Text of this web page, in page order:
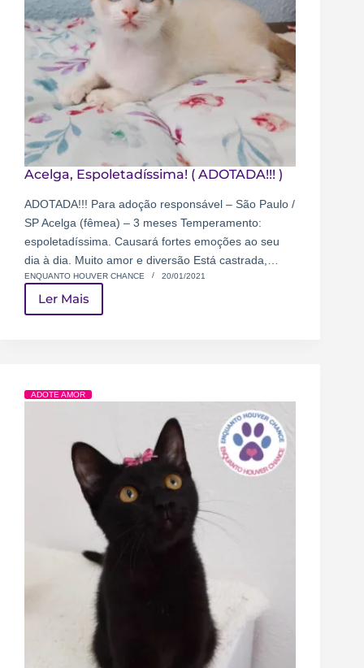
Acelga, Espoletadíssima! ( ADOTADA!!! )
ADOTADA!!! Para adoção responsável – São Paulo /
SP Acelga (fêmea) – 3 meses Temperamento:
espoletadíssima. Causará fortes emoções ao seu
dia à dia. Muito amor e diversão Está castrada,…
ENQUANTO HOUVER CHANCE 20/01/2021
Ler Mais
ADOTE AMOR